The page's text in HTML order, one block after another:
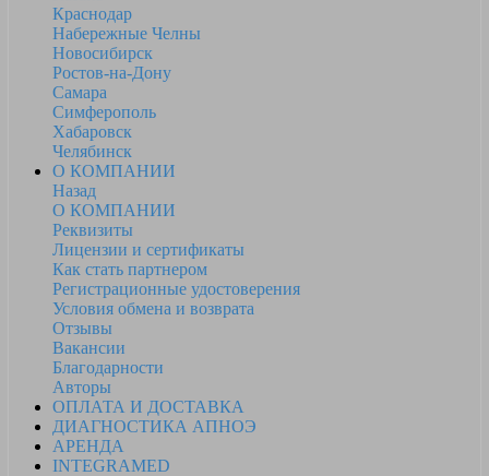
Краснодар
Набережные Челны
Новосибирск
Ростов-на-Дону
Самара
Симферополь
Хабаровск
Челябинск
О КОМПАНИИ
Назад
О КОМПАНИИ
Реквизиты
Лицензии и сертификаты
Как стать партнером
Регистрационные удостоверения
Условия обмена и возврата
Отзывы
Вакансии
Благодарности
Авторы
ОПЛАТА И ДОСТАВКА
ДИАГНОСТИКА АПНОЭ
АРЕНДА
INTEGRAMED